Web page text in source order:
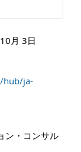
月 3日
hub/ja-
ン・コンサル